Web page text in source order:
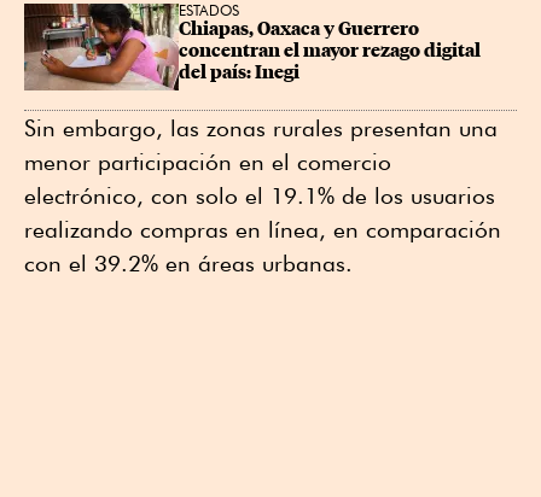
ESTADOS
Chiapas, Oaxaca y Guerrero
concentran el mayor rezago digital
del país: Inegi
Sin embargo, las zonas rurales presentan una
menor participación en el comercio
electrónico, con solo el 19.1% de los usuarios
realizando compras en línea, en comparación
con el 39.2% en áreas urbanas.